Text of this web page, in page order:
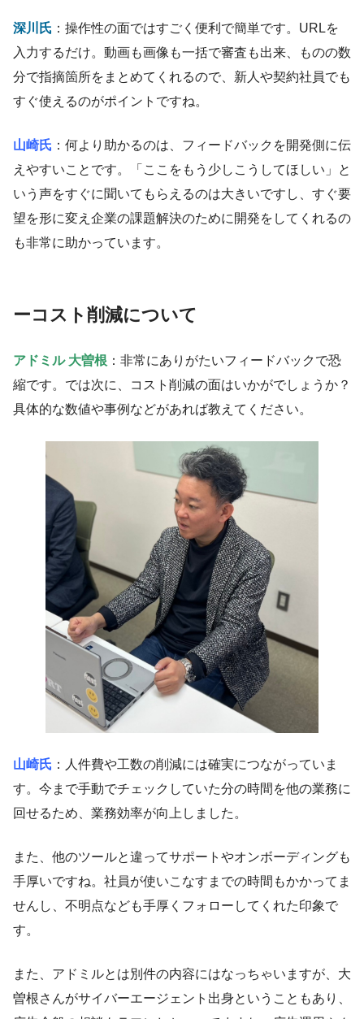
深川氏 ：操作性の面ではすごく便利で簡単です。URLを
入力するだけ。動画も画像も一括で審査も出来、ものの数
分で指摘箇所をまとめてくれるので、新人や契約社員でも
すぐ使えるのがポイントですね。
山崎氏 ：何より助かるのは、フィードバックを開発側に伝
えやすいことです。「ここをもう少しこうしてほしい」と
いう声をすぐに聞いてもらえるのは大きいですし、すぐ要
望を形に変え企業の課題解決のために開発をしてくれるの
も非常に助かっています。
ーコスト削減について
アドミル 大曽根 ：非常にありがたいフィードバックで恐
縮です。では次に、コスト削減の面はいかがでしょうか？
具体的な数値や事例などがあれば教えてください。
山崎氏 ：人件費や工数の削減には確実につながっていま
す。今まで手動でチェックしていた分の時間を他の業務に
回せるため、業務効率が向上しました。
また、他のツールと違ってサポートやオンボーディングも
手厚いですね。社員が使いこなすまでの時間もかかってま
せんし、不明点なども手厚くフォローしてくれた印象で
す。
また、アドミルとは別件の内容にはなっちゃいますが、大
曽根さんがサイバーエージェント出身ということもあり、